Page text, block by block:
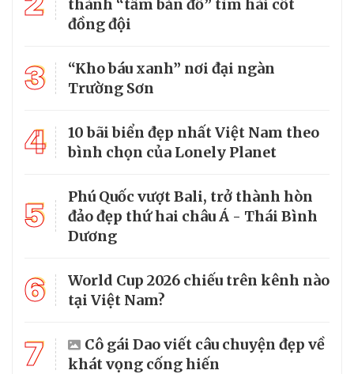
thành “tấm bản đồ” tìm hài cốt
đồng đội
3
“Kho báu xanh” nơi đại ngàn
Trường Sơn
4
10 bãi biển đẹp nhất Việt Nam theo
bình chọn của Lonely Planet
5
Phú Quốc vượt Bali, trở thành hòn
đảo đẹp thứ hai châu Á - Thái Bình
Dương
6
World Cup 2026 chiếu trên kênh nào
tại Việt Nam?
7
Cô gái Dao viết câu chuyện đẹp về
khát vọng cống hiến